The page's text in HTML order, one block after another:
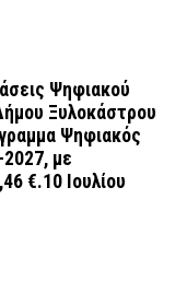
Ψηφιακού
Ξυλοκάστρου
Ψηφιακός
με
€.10 Ιουλίου